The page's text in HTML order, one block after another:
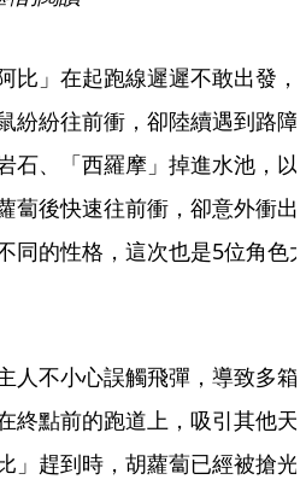
比」在起跑線遲遲不敢出發，
紛紛往前衝，卻陸續遇到路障
石、「西羅摩」掉進水池，以
蔔後快速往前衝，卻意外衝出
同的性格，這次也是5位角色
人不小心誤觸飛彈，導致多箱
終點前的跑道上，吸引其他天
」趕到時，胡蘿蔔已經被搶光